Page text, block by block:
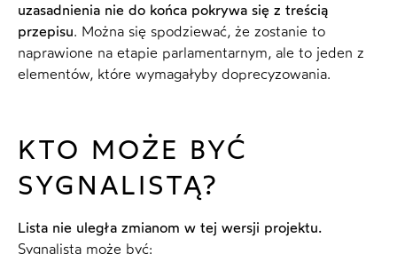
uzasadnienia nie do końca pokrywa się z treścią
przepisu. Można się spodziewać, że zostanie to
naprawione na etapie parlamentarnym, ale to jeden z
elementów, które wymagałyby doprecyzowania.
KTO MOŻE BYĆ
SYGNALISTĄ?
Lista nie uległa zmianom w tej wersji projektu.
Sygnalistą może być: